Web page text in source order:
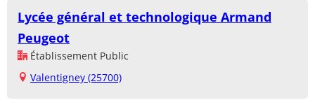
Lycée général et technologique Armand
Peugeot
Établissement Public
Valentigney (25700)